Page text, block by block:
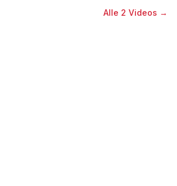
Alle 2 Videos →